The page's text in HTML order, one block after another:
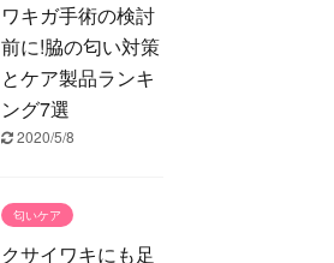
ワキガ手術の検討
前に!脇の匂い対策
とケア製品ランキ
ング7選
2020/5/8
匂いケア
クサイワキにも足